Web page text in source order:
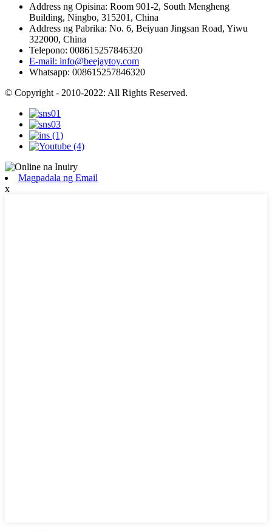
Address ng Opisina: Room 901-2, South Mengheng
Building, Ningbo, 315201, China
Address ng Pabrika: No. 6, Beiyuan Jingsan Road, Yiwu
322000, China
Telepono: 008615257846320
E-mail: info@beejaytoy.com
Whatsapp: 008615257846320
© Copyright - 2010-2022: All Rights Reserved.
Magpadala ng Email
x